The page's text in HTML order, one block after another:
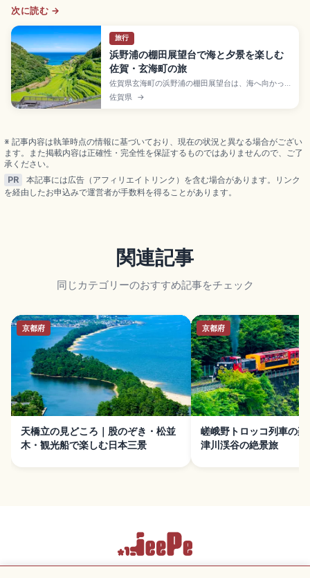
次に読む →
旅行
浜野浦の棚田展望台で海と夕景を楽しむ
佐賀・玄海町の旅
佐賀県玄海町の浜野浦の棚田展望台は、海へ向かっ
て重なる棚田と夕景が美しい自然景観スポット。季
節ごとの見え方、展望台での写真の撮り方、農地を
佐賀県 →
※ 記事内容は執筆時点の情報に基づいており、現在の状況と異なる場合がござい
ます。また掲載内容は正確性・完全性を保証するものではありませんので、ご了
承ください。
PR
本記事には広告（アフィリエイトリンク）を含む場合があります。リンク
を経由したお申込みで運営者が手数料を得ることがあります。
関連記事
同じカテゴリーのおすすめ記事をチェック
京都府
天橋立の見どころ｜股のぞき・松並
木・観光船で楽しむ日本三景
京都府
嵯峨野トロッコ列車の楽
津川渓谷の絶景旅